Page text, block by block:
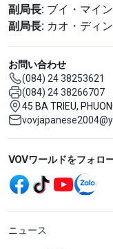
副局長: ブイ・マイ
副局長: カオ・ディ
お問い合わせ
(084) 24 38253621
(084) 24 38266707
45 BA TRIEU,
Mạng xã hội
VOVワールドをフォロ
menu footer
ニュース